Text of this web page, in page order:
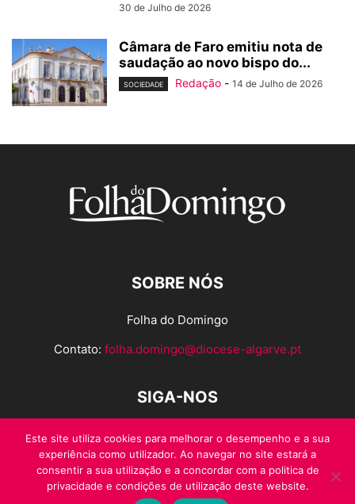
30 de Julho de 2026
Câmara de Faro emitiu nota de
saudação ao novo bispo do...
SOCIEDADE Redação - 14 de Julho de 2026
SOBRE NÓS
Folha do Domingo
Contato: folha.domingo@diocese-algarve.pt
SIGA-NOS
Este site utiliza cookies para melhorar o desempenho e a sua
experiência como utilizador. Ao navegar no site estará a
consentir a sua utilização e a concordar com a politica de
privacidade e condições de utilização deste website.